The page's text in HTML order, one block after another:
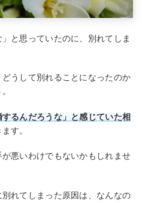
と思っていたのに、別れてしま
うして別れることになったのか
するんだろうな」と感じていた相
す。
悪いわけでもないかもしれませ
れてしまった原因は、なんなの